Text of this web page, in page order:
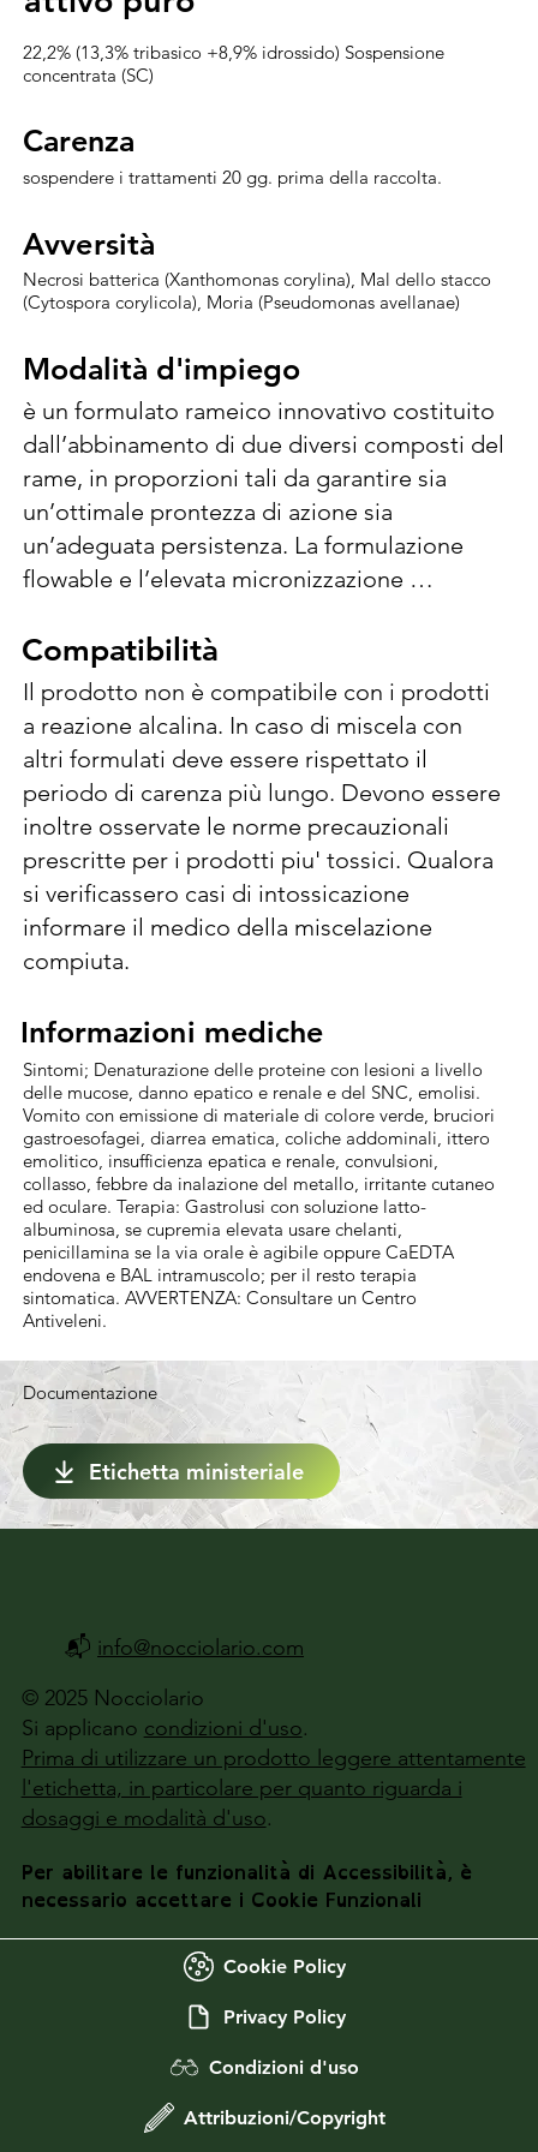
Etichetta ministeriale
Documentazione
22,2% (13,3% tribasico +8,9% idrossido) Sospensione
concentrata (SC)
Carenza
Carenza
sospendere i trattamenti 20 gg. prima della raccolta.
Avversità
Avversità
Necrosi batterica (Xanthomonas corylina), Mal dello stacco
(Cytospora corylicola), Moria (Pseudomonas avellanae)
Modalità d'impiego
Modalità d'impiego
è un formulato rameico innovativo costituito
dall’abbinamento di due diversi composti del
rame, in proporzioni tali da garantire sia
un’ottimale prontezza di azione sia
un’adeguata persistenza. La formulazione
flowable e l’elevata micronizzazione
adesività. Le dosi per ettolitro d’acqua si
riferiscono a volumi di trattamento normali,
pari a 1000 l/ha di acqua. In caso di adozione
di volumi di trattamento più alti o più bassi,
rispettare le dosi per ettaro indicate. contro
Necrosi batterica (Xanthomonas  corylina),
Mal dello stacco (Cytospora  corylicola) e
Moria (Pseudomonas  avellanae), azione
collaterale di contenimento) 420 ml/hl (4,2
l/ha) negli interventi autunnali (massimo 2
ogni 12-14 giorni); 150 ml/hl (1,5 l/ha) in quelli
primaverili (massimo 3 ogni 7-10 giorni). Al
fine di ridurre al minimo il potenziale
accumulo nel suolo e l'esposizione per gli
organismi non bersaglio, tenendo conto al
contempo delle condizioni agroclimatiche,
non superare l'applicazione cumulativa di 28
kg di rame per ettaro nell'arco di 7 anni. Si
raccomanda di rispettare il quantitativo
applicato medio di 4 kg di rame per ettaro
all'anno.
Compatibilità
Compatibilità
Il prodotto non è compatibile con i prodotti
a reazione alcalina. In caso di miscela con
altri formulati deve essere rispettato il
periodo di carenza più lungo. Devono essere
inoltre osservate le norme precauzionali
prescritte per i prodotti piu' tossici. Qualora
si verificassero casi di intossicazione
informare il medico della miscelazione
compiuta.
Informazioni mediche
Informazioni mediche
Sintomi; Denaturazione delle proteine con lesioni a livello
delle mucose, danno epatico e renale e del SNC, emolisi.
Vomito con emissione di materiale di colore verde, bruciori
gastroesofagei, diarrea ematica, coliche addominali, ittero
emolitico, insufficienza epatica e renale, convulsioni,
collasso, febbre da inalazione del metallo, irritante cutaneo
ed oculare. Terapia: Gastrolusi con soluzione latto-
albuminosa, se cupremia elevata usare chelanti,
penicillamina se la via orale è agibile oppure CaEDTA
endovena e BAL intramuscolo; per il resto terapia
sintomatica. AVVERTENZA: Consultare un Centro
Antiveleni.
© 2025 Nocciolario
Si applicano condizioni d'uso.
Prima di utilizzare un prodotto leggere attentamente
l'etichetta, in particolare per quanto riguarda i
dosaggi e modalità d'uso.
Per abilitare le funzionalità di Accessibilità, è
necessario accettare i Cookie Funzionali
Condizioni d'uso
Attribuzioni/Copyright
Privacy Policy
Cookie Policy
📬 info@nocciolario.com